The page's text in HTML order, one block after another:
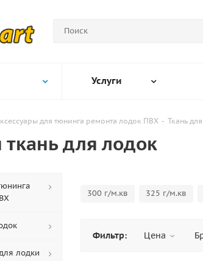
Услуги
для тюнинга ремонта лодок ПВХ - Ткань
ткань для лодок
300 г/м.кв 325 г/м.кв
Фильтр: Цена
лодки